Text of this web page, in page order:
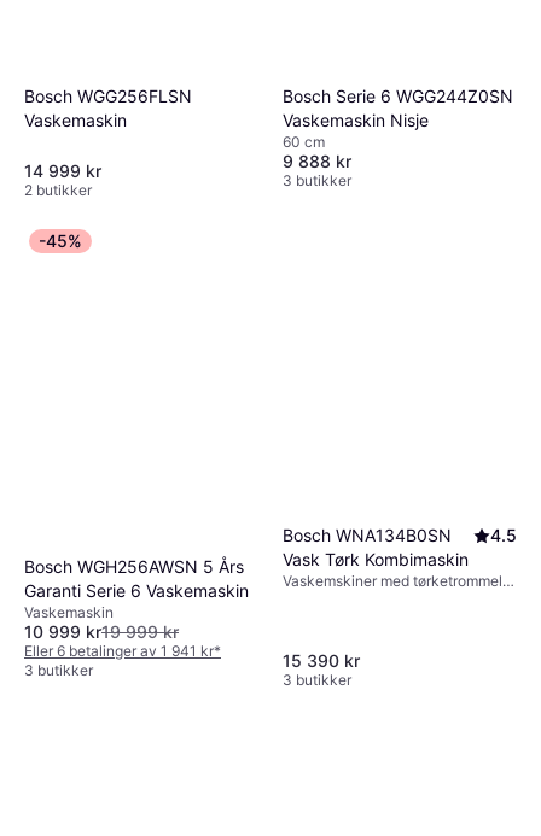
Bosch WGG256FLSN
Vaskemaskin
14 999 kr
2 butikker
Bosch Serie 6 WGG244Z0SN
Vaskemaskin Nisje
60 cm
9 888 kr
3 butikker
-45%
Bosch WGH256AWSN 5 Års
Garanti Serie 6 Vaskemaskin
Vaskemaskin
10 999 kr19 999 kr
Eller 6 betalinger av 1 941 kr*
3 butikker
Bosch WNA134B0SN
Vask Tørk Kombimaskin
4.5
Vaskemskiner med tørketrommel,
15 390 kr
3 butikker